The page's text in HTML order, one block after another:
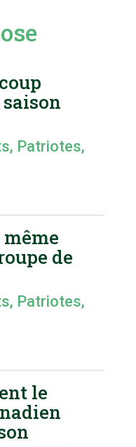
saison
, Patriotes,
de
, Patriotes,
le